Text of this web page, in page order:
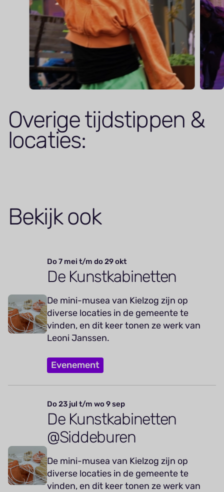
Overige tijdstippen &
locaties:
Bekijk ook
Do 7 mei t/m do 29 okt
De Kunstkabinetten
De mini-musea van Kielzog zijn op
diverse locaties in de gemeente te
vinden, en dit keer tonen ze werk van
Leoni Janssen.
Evenement
Do 23 jul t/m wo 9 sep
De Kunstkabinetten
@Siddeburen
De mini-musea van Kielzog zijn op
diverse locaties in de gemeente te
vinden, en dit keer tonen ze werk van